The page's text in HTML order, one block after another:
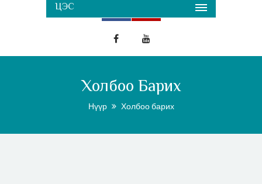
ЦЭС
Холбоо Барих
Нүүр Холбоо барих